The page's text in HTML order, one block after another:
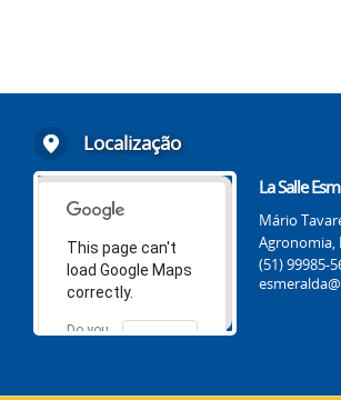
Localização
This page can't
load Google Maps
correctly.
Do you
OK
La Salle
Mário
Agronomia,
(51) 99985-